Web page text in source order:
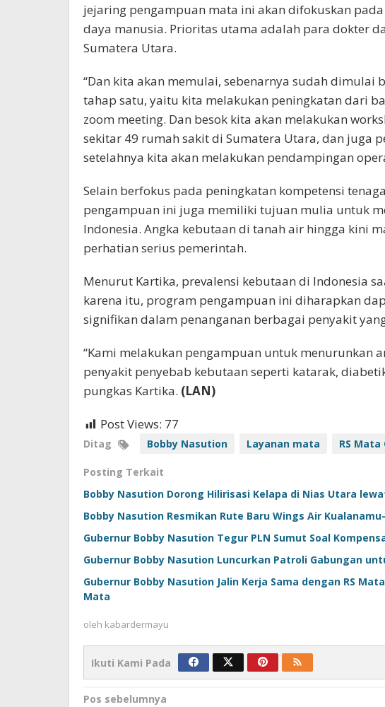
jejaring pengampuan mata ini akan difokuskan
daya manusia. Prioritas utama adalah para dokter
Sumatera Utara.
“Dan kita akan memulai, sebenarnya sudah dimulai
tahap satu, yaitu kita melakukan peningkatan dari
zoom meeting. Dan besok kita akan melakukan
sekitar 49 rumah sakit di Sumatera Utara, dan juga
setelahnya kita akan melakukan pendampingan
Selain berfokus pada peningkatan kompetensi
pengampuan ini juga memiliki tujuan mulia untuk
Indonesia. Angka kebutaan di tanah air hingga kini
perhatian serius pemerintah.
Menurut Kartika, prevalensi kebutaan di Indonesia
karena itu, program pengampuan ini diharapkan
signifikan dalam penanganan berbagai penyakit
“Kami melakukan pengampuan untuk menurunkan
penyakit penyebab kebutaan seperti katarak,
pungkas Kartika. (LAN)
Post Views: 77
Ditag Bobby Nasution Layanan mata RS Mata
Posting Terkait
Bobby Nasution Dorong Hilirisasi Kelapa di Nias Utara
Bobby Nasution Resmikan Rute Baru Wings Air
Gubernur Bobby Nasution Tegur PLN Sumut Soal
Gubernur Bobby Nasution Luncurkan Patroli Gabungan
Gubernur Bobby Nasution Jalin Kerja Sama dengan RS
Mata
oleh kabardermayu
Ikuti Kami Pada
Navigasi
Pos sebelumnya